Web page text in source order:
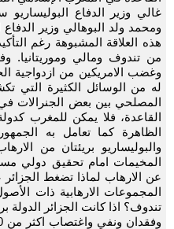
غالي وزير الدفاع البوليساريو
ومحمد ولد البوهالي وزير الدفاع
هذه العلاقة المشبوهة رغم
من تندوف ومالي وموريتانيا.
وغضب الامريكين من ازدواجية
له من الوسائل الكثيرة التي
المصلحي بين بعض الجنرالات في
القاعدة، فلا يمكن للمغرب
الظاهرة كما تعامل به
والبوليساريو بريئتان من
المخيمات امام تحقيق دولي
عن الارهاب لماذا تضغط
المجموعات الارهابية ذات
تندوف؟ اذا كانت الجزائر